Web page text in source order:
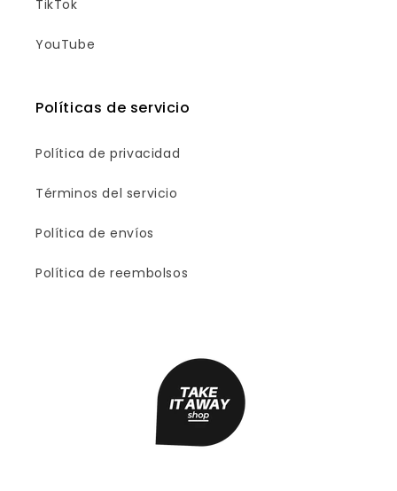
TikTok
YouTube
Políticas de servicio
Política de privacidad
Términos del servicio
Política de envíos
Política de reembolsos